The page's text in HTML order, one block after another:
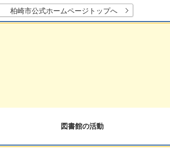
柏崎市公式ホームページトップへ
図書館の活動